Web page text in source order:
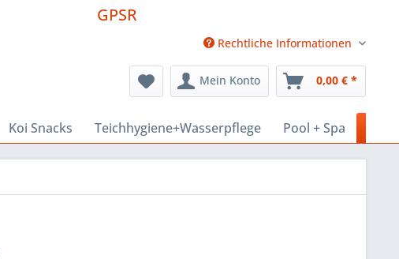
GPSR
Rechtliche Informationen
Mein Konto 0,00 € *
Koi Snacks Teichhygiene+Wasserpflege Pool + Spa